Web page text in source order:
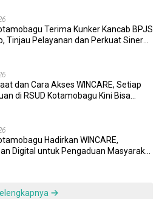
Terima Kunker Kancab BPJS
Tinjau Pelayanan dan Perkuat Sinergi
dan Cara Akses WINCARE, Setiap
di RSUD Kotamobagu Kini Bisa
Hadirkan WINCARE,
Digital untuk Pengaduan Masyarakat